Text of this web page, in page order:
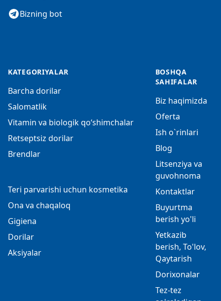
Bizning bot
KATEGORIYALAR
Barcha dorilar
Salomatlik
Vitamin va biologik qo‘shimchalar
Retseptsiz dorilar
Brendlar
Teri parvarishi uchun kosmetika
Ona va chaqaloq
Gigiena
Dorilar
Aksiyalar
BOSHQA
SAHIFALAR
Biz haqimizda
Oferta
Ish o`rinlari
Blog
Litsenziya va
guvohnoma
Kontaktlar
Buyurtma
berish yo'li
Yetkazib
berish, To'lov,
Qaytarish
Dorixonalar
Tez-tez